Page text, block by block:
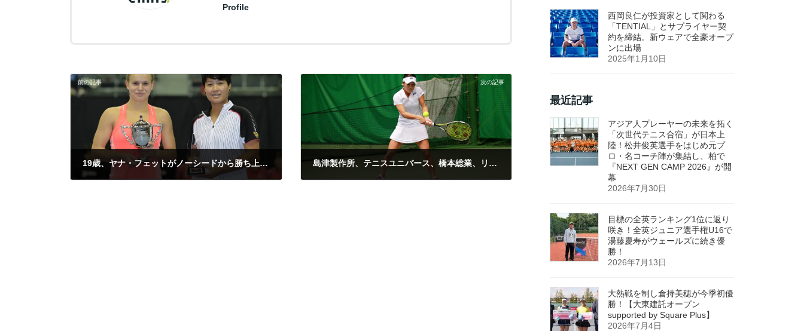
Profile
前の記事
19歳、ヤナ・フェットがノーシードから勝ち上がり優勝／ダンロップスリクソンワールドチャレンジテニス2015
次の記事
島津製作所、テニスユニバース、橋本総業、リコーら計4チームが全勝で女子1stステージ終了／テニス日本リーグ
西岡良仁が投資家として関わる
「TENTIAL」とサプライヤー契
約を締結。新ウェアで全豪オープ
ンに出場
2025年1月10日
最近記事
アジア人プレーヤーの未来を拓く
「次世代テニス合宿」が日本上
陸！松井俊英選手をはじめ元プ
ロ・名コーチ陣が集結し、柏で
『NEXT GEN CAMP 2026』が開
幕
2026年7月30日
目標の全英ランキング1位に返り
咲き！全英ジュニア選手権U16で
湯藤慶寿がウェールズに続き優
勝！
2026年7月13日
大熱戦を制し倉持美穂が今季初優
勝！【大東建託オープン
supported by Square Plus】
2026年7月4日